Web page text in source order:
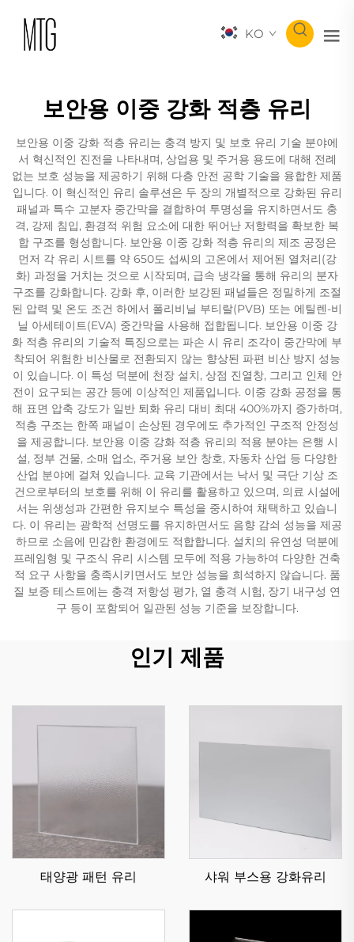
KO
보안용 이중 강화 적층 유리
보안용 이중 강화 적층 유리는 충격 방지 및 보호 유리 기술 분야에
서 혁신적인 진전을 나타내며, 상업용 및 주거용 용도에 대해 전례
없는 보호 성능을 제공하기 위해 다층 안전 공학 기술을 융합한 제품
입니다. 이 혁신적인 유리 솔루션은 두 장의 개별적으로 강화된 유리
패널과 특수 고분자 중간막을 결합하여 투명성을 유지하면서도 충
격, 강제 침입, 환경적 위험 요소에 대한 뛰어난 저항력을 확보한 복
합 구조를 형성합니다. 보안용 이중 강화 적층 유리의 제조 공정은
먼저 각 유리 시트를 약 650도 섭씨의 고온에서 제어된 열처리(강
화) 과정을 거치는 것으로 시작되며, 급속 냉각을 통해 유리의 분자
구조를 강화합니다. 강화 후, 이러한 보강된 패널들은 정밀하게 조절
된 압력 및 온도 조건 하에서 폴리비닐 부티랄(PVB) 또는 에틸렌-비
닐 아세테이트(EVA) 중간막을 사용해 접합됩니다. 보안용 이중 강
화 적층 유리의 기술적 특징으로는 파손 시 유리 조각이 중간막에 부
착되어 위험한 비산물로 전환되지 않는 향상된 파편 비산 방지 성능
이 있습니다. 이 특성 덕분에 천장 설치, 상점 진열창, 그리고 인체 안
전이 요구되는 공간 등에 이상적인 제품입니다. 이중 강화 공정을 통
해 표면 압축 강도가 일반 퇴화 유리 대비 최대 400%까지 증가하며,
적층 구조는 한쪽 패널이 손상된 경우에도 추가적인 구조적 안정성
을 제공합니다. 보안용 이중 강화 적층 유리의 적용 분야는 은행 시
설, 정부 건물, 소매 업소, 주거용 보안 창호, 자동차 산업 등 다양한
산업 분야에 걸쳐 있습니다. 교육 기관에서는 낙서 및 극단 기상 조
건으로부터의 보호를 위해 이 유리를 활용하고 있으며, 의료 시설에
서는 위생성과 간편한 유지보수 특성을 중시하여 채택하고 있습니
다. 이 유리는 광학적 선명도를 유지하면서도 음향 감쇠 성능을 제공
하므로 소음에 민감한 환경에도 적합합니다. 설치의 유연성 덕분에
프레임형 및 구조식 유리 시스템 모두에 적용 가능하여 다양한 건축
적 요구 사항을 충족시키면서도 보안 성능을 희석하지 않습니다. 품
질 보증 테스트에는 충격 저항성 평가, 열 충격 시험, 장기 내구성 연
구 등이 포함되어 일관된 성능 기준을 보장합니다.
인기 제품
태양광 패턴 유리 샤워 부스용 강화유리